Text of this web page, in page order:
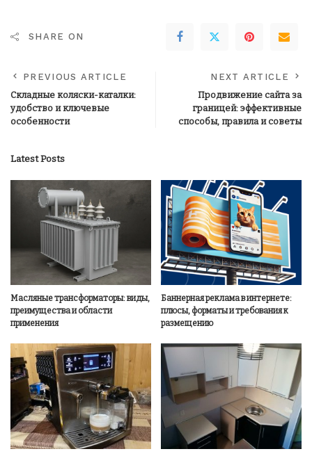
SHARE ON
PREVIOUS ARTICLE
Складные коляски-каталки:
удобство и ключевые
особенности
NEXT ARTICLE
Продвижение сайта за
границей: эффективные
способы, правила и советы
Latest Posts
Масляные трансформаторы: виды,
преимущества и области
применения
Баннерная реклама в интернете:
плюсы, форматы и требования к
размещению